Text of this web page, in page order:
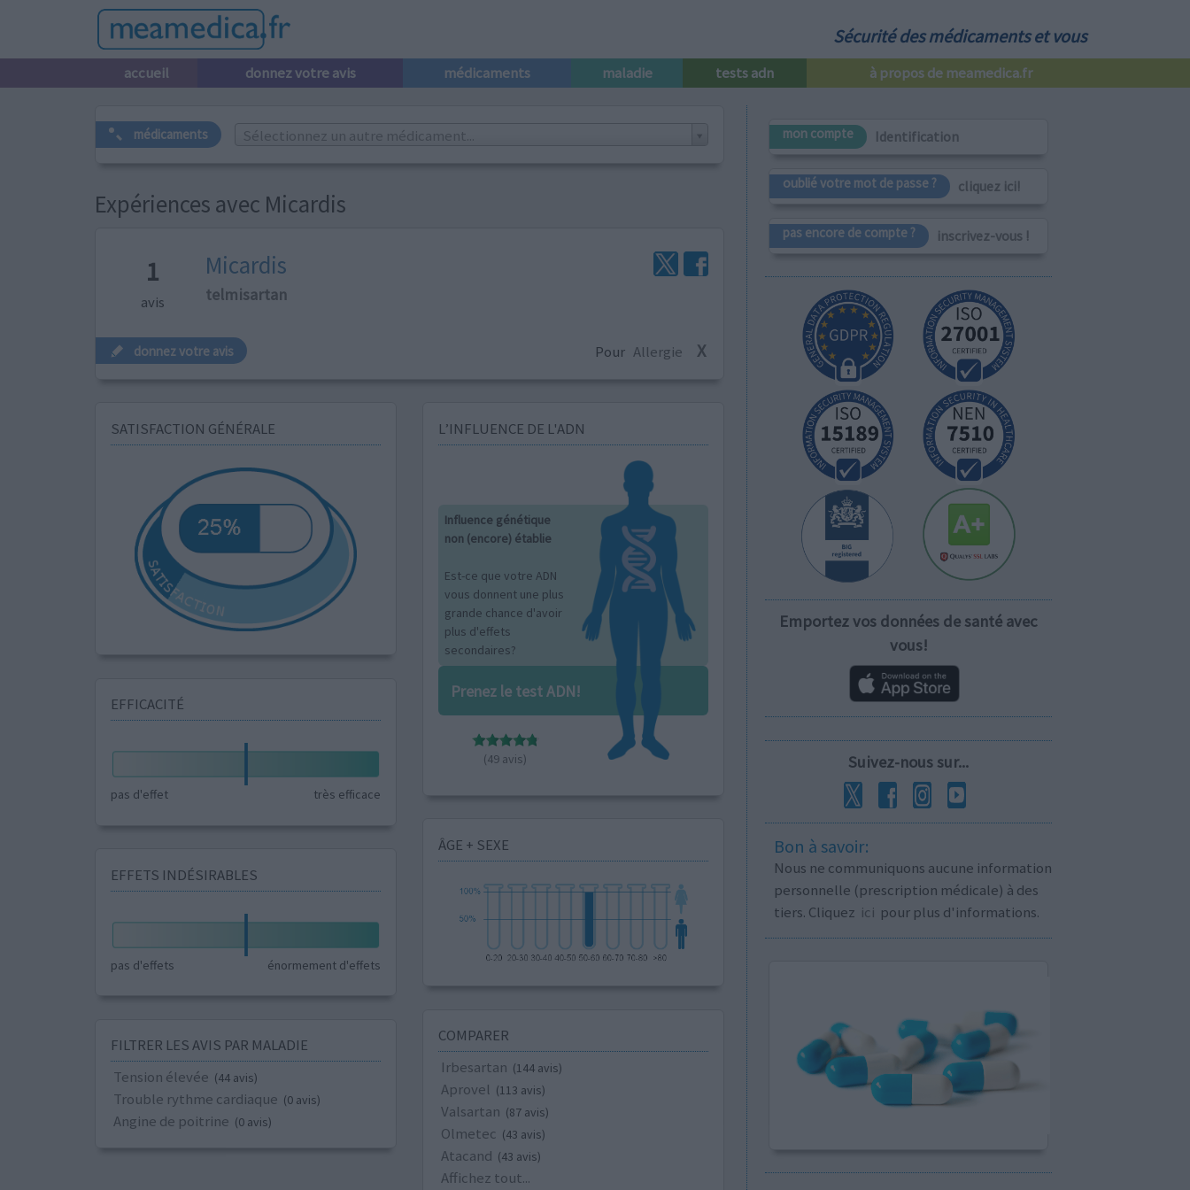
Sécurité des médicaments et vous
accueil donnez votre avis médicaments maladie tests adn à propos de meamedica.fr
médicaments Sélectionnez un autre médicament...
Expériences avec Micardis
1
avis
Micardis
telmisartan
donnez votre avis Pour Allergie X
SATISFACTION GÉNÉRALE
EFFICACITÉ
pas d'effet très efficace
EFFETS INDÉSIRABLES
pas d'effets énormement d'effets
FILTRER LES AVIS PAR MALADIE
Tension élevée (44 avis)
Trouble rythme cardiaque (0 avis)
Angine de poitrine (0 avis)
L’INFLUENCE DE L'ADN
Influence génétique
non (encore) établie
Est-ce que votre ADN
vous donnent une plus
grande chance d'avoir
plus d'effets
secondaires?
Prenez le test ADN!
(49 avis)
ÂGE + SEXE
COMPARER
Irbesartan (144 avis)
Aprovel (113 avis)
Valsartan (87 avis)
Olmetec (43 avis)
Atacand (43 avis)
Affichez tout...
mon compte Identification
oublié votre mot de passe ? cliquez ici!
pas encore de compte ? inscrivez-vous !
Emportez vos données de santé avec
vous!
Suivez-nous sur...
Bon à savoir:
Nous ne communiquons aucune information
personnelle (prescription médicale) à des
tiers. Cliquez ici pour plus d'informations.